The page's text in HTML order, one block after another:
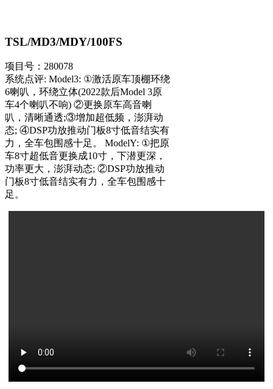
TSL/MD3/MDY/100FS
项目号：280078
系统点评: Model3: ①激活原车顶棚环绕
6喇叭，环绕立体(2022款后Model 3原
车4个喇叭不响) ②更换原车高音喇
叭，清晰通透;③增加超低频，澎湃动
态; ④DSP功放推动门板8寸低音结实有
力，全车包围感十足。 ModelY: ①把原
车8寸超低音更换成10寸，下潜更深，
功率更大，澎湃动态; ②DSP功放推动
门板8寸低音结实有力，全车包围感十
足。